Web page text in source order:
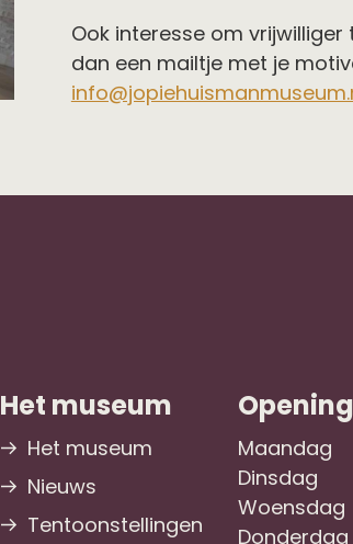
Ook interesse om
dan een mailtje met je
Het museum
Het museum
Nieuws
Tentoonstellingen
Maandag
Dinsdag
Woensdag
Donderdag